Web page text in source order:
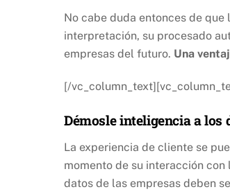
No cabe duda entonces de
interpretación, su procesado
empresas del futuro. Una
[/
Démosle inteligencia a
La experiencia de cliente se
momento de su interacción
datos de las empresas deben